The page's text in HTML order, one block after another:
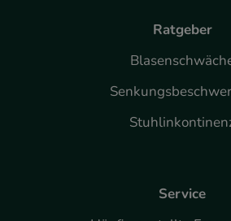
Ratgeber
Service